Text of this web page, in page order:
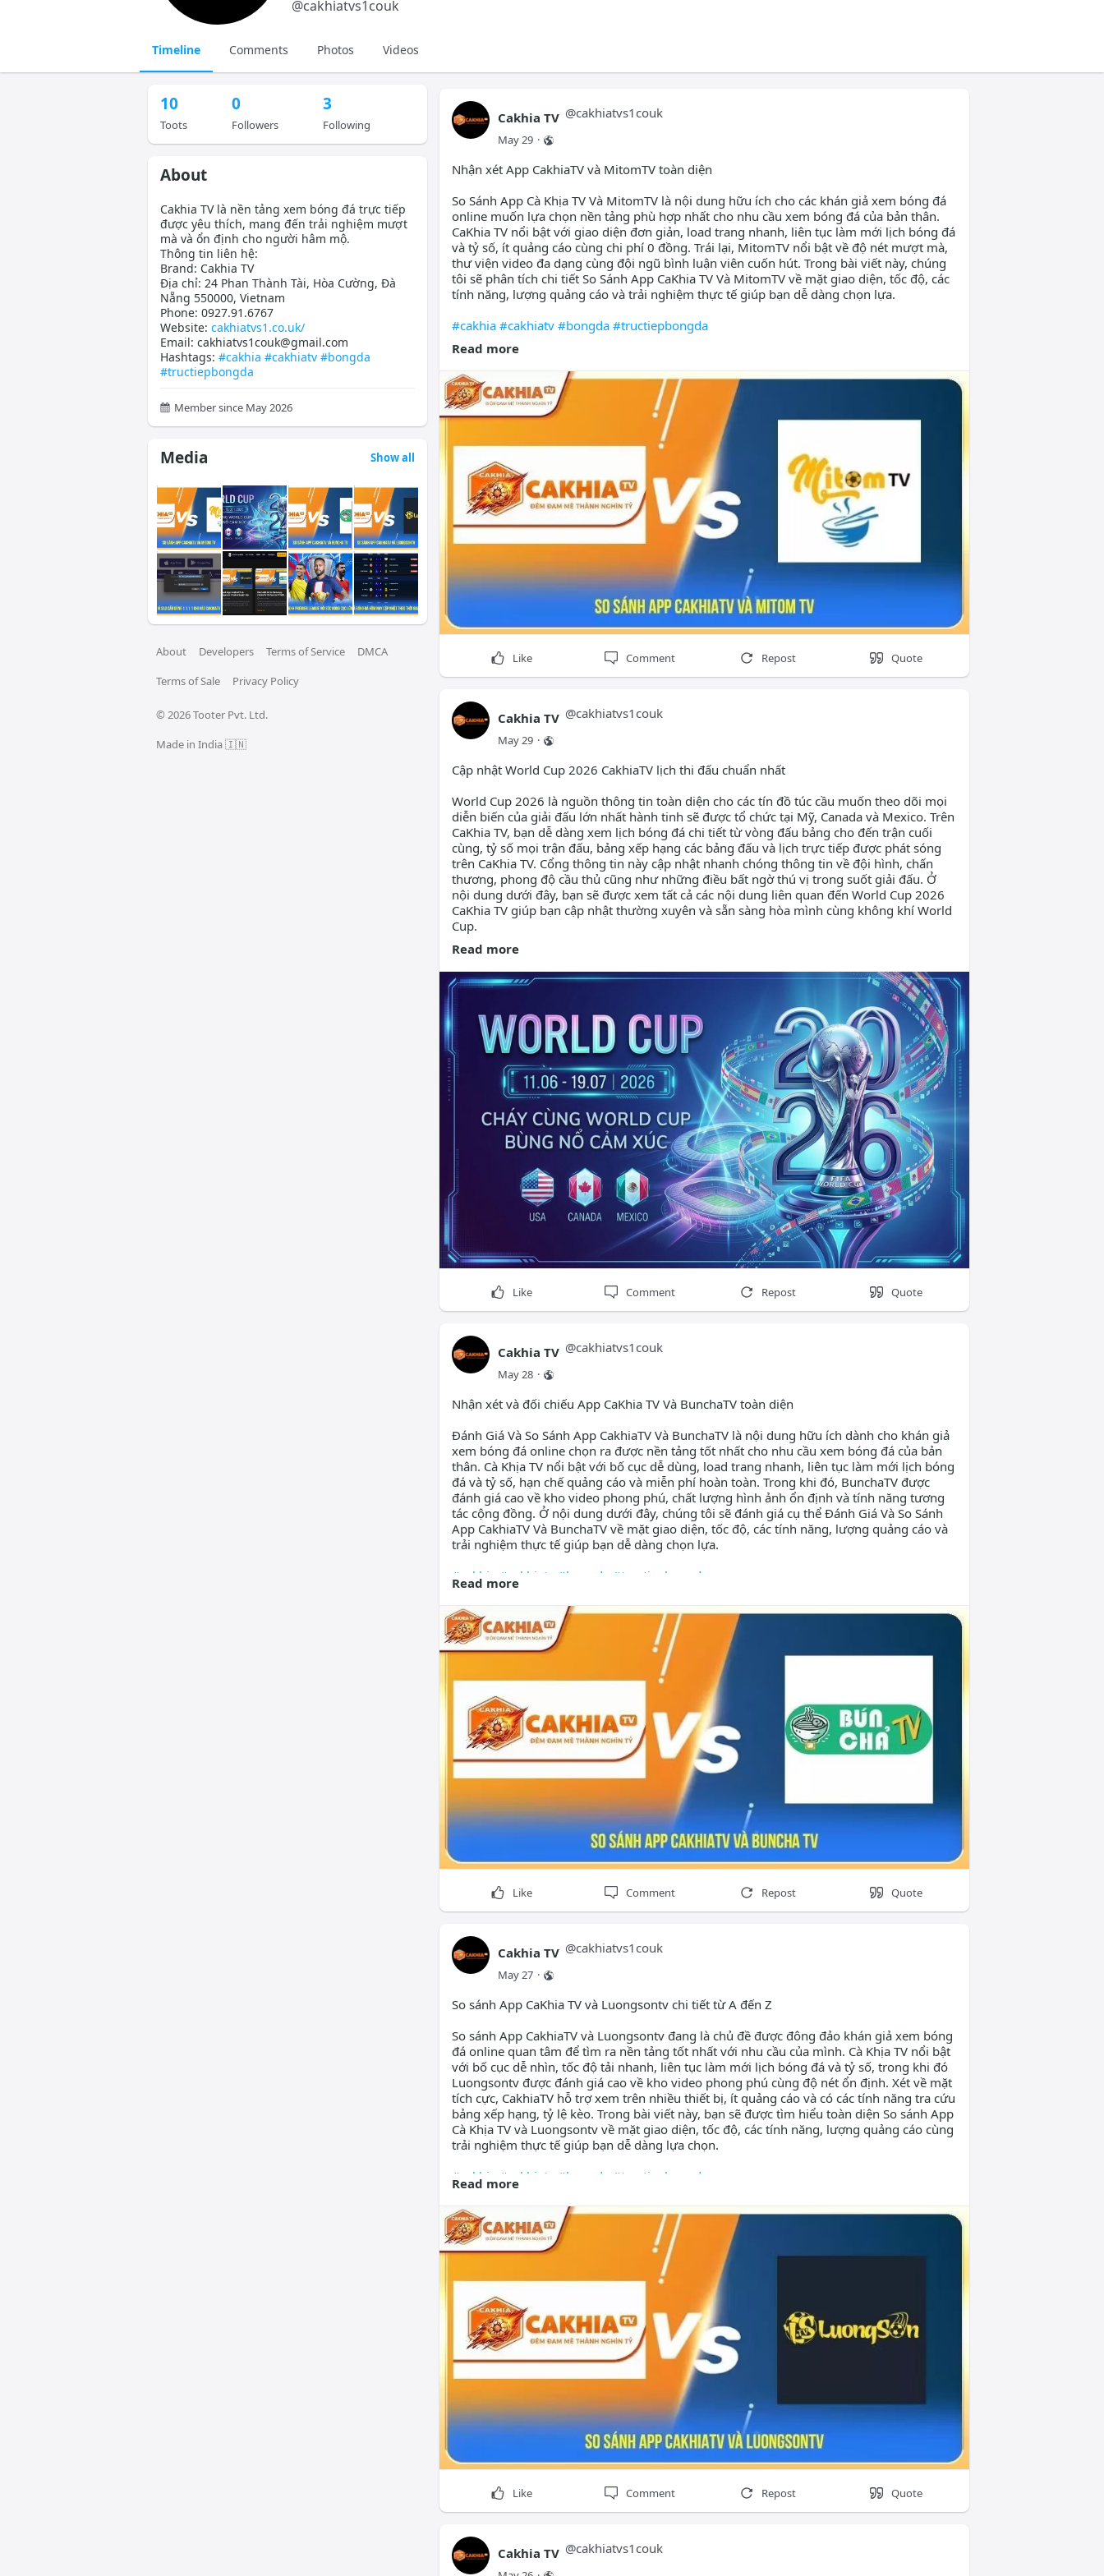
@cakhiatvs1couk
Timeline Comments Photos Videos
10
Toots
0
Followers
3
Following
About
Cakhia TV là nền tảng xem bóng đá trực tiếp
được yêu thích, mang đến trải nghiệm mượt
mà và ổn định cho người hâm mộ.
Thông tin liên hệ:
Brand: Cakhia TV
Địa chỉ: 24 Phan Thành Tài, Hòa Cường, Đà
Nẵng 550000, Vietnam
Phone: 0927.91.6767
Website: cakhiatvs1.co.uk/
Email: cakhiatvs1couk@gmail.com
Hashtags: #cakhia #cakhiatv #bongda
#tructiepbongda
Member since May 2026
Media Show all
About Developers Terms of Service
DMCA
Terms of Sale
Privacy Policy
© 2026 Tooter Pvt. Ltd.
Made in India 🇮🇳
Cakhia TV @cakhiatvs1couk
May 29 ·
Nhận xét App CakhiaTV và MitomTV toàn diện
So Sánh App Cà Khịa TV Và MitomTV là nội dung hữu ích cho các khán giả xem bóng đá
online muốn lựa chọn nền tảng phù hợp nhất cho nhu cầu xem bóng đá của bản thân.
CaKhia TV nổi bật với giao diện đơn giản, load trang nhanh, liên tục làm mới lịch bóng đá
và tỷ số, ít quảng cáo cùng chi phí 0 đồng. Trái lại, MitomTV nổi bật về độ nét mượt mà,
thư viện video đa dạng cùng đội ngũ bình luận viên cuốn hút. Trong bài viết này, chúng
tôi sẽ phân tích chi tiết So Sánh App CaKhia TV Và MitomTV về mặt giao diện, tốc độ, các
tính năng, lượng quảng cáo và trải nghiệm thực tế giúp bạn dễ dàng chọn lựa.
#cakhia #cakhiatv #bongda #tructiepbongda
Xem thêm:cakhiatvs1.co.uk/so-sanh-app-cakhiatv-va-mito
Thông tin liên hệ:
Brand: Cakhia TV
Website:cakhiatvs1.co.uk/
Hashtags:#cakhia #cakhiatv #bongda #tructiepbongda
Read more
Like Comment Repost Quote
Cakhia TV @cakhiatvs1couk
May 29 ·
Cập nhật World Cup 2026 CakhiaTV lịch thi đấu chuẩn nhất
World Cup 2026 là nguồn thông tin toàn diện cho các tín đồ túc cầu muốn theo dõi mọi
diễn biến của giải đấu lớn nhất hành tinh sẽ được tổ chức tại Mỹ, Canada và Mexico. Trên
CaKhia TV, bạn dễ dàng xem lịch bóng đá chi tiết từ vòng đấu bảng cho đến trận cuối
cùng, tỷ số mọi trận đấu, bảng xếp hạng các bảng đấu và lịch trực tiếp được phát sóng
trên CaKhia TV. Cổng thông tin này cập nhật nhanh chóng thông tin về đội hình, chấn
thương, phong độ cầu thủ cũng như những điều bất ngờ thú vị trong suốt giải đấu. Ở
nội dung dưới đây, bạn sẽ được xem tất cả các nội dung liên quan đến World Cup 2026
CaKhia TV giúp bạn cập nhật thường xuyên và sẵn sàng hòa mình cùng không khí World
Cup.
#cakhia #cakhiatv
Xem thêm:cakhiatvs1.co.uk/world-cup-2026/
Thông tin liên hệ:
Brand: Cakhia TV
Website:cakhiatvs1.co.uk/
Hashtags:#cakhia #cakhiatv #bongda #tructiepbongda
Read more
Like Comment Repost Quote
Cakhia TV @cakhiatvs1couk
May 28 ·
Nhận xét và đối chiếu App CaKhia TV Và BunchaTV toàn diện
Đánh Giá Và So Sánh App CakhiaTV Và BunchaTV là nội dung hữu ích dành cho khán giả
xem bóng đá online chọn ra được nền tảng tốt nhất cho nhu cầu xem bóng đá của bản
thân. Cà Khịa TV nổi bật với bố cục dễ dùng, load trang nhanh, liên tục làm mới lịch bóng
đá và tỷ số, hạn chế quảng cáo và miễn phí hoàn toàn. Trong khi đó, BunchaTV được
đánh giá cao về kho video phong phú, chất lượng hình ảnh ổn định và tính năng tương
tác cộng đồng. Ở nội dung dưới đây, chúng tôi sẽ đánh giá cụ thể Đánh Giá Và So Sánh
App CakhiaTV Và BunchaTV về mặt giao diện, tốc độ, các tính năng, lượng quảng cáo và
trải nghiệm thực tế giúp bạn dễ dàng chọn lựa.
#cakhia
#cakhiatv #bongda
#tructiepbongda
Xem thêm:
cakhiatvs1.co.uk/danh-gia-va-so-sanh-app-cakh
Thông tin liên hệ:
Website:cakhiatvs1.co.uk/
Hashtags:#cakhia #cakhiatv #bongda #tructiepbongda
Read more
Like Comment Repost Quote
Cakhia TV @cakhiatvs1couk
May 27 ·
So sánh App CaKhia TV và Luongsontv chi tiết từ A đến Z
So sánh App CakhiaTV và Luongsontv đang là chủ đề được đông đảo khán giả xem bóng
đá online quan tâm để tìm ra nền tảng tốt nhất với nhu cầu của mình. Cà Khịa TV nổi bật
với bố cục dễ nhìn, tốc độ tải nhanh, liên tục làm mới lịch bóng đá và tỷ số, trong khi đó
Luongsontv được đánh giá cao về kho video phong phú cùng độ nét ổn định. Xét về mặt
tích cực, CakhiaTV hỗ trợ xem trên nhiều thiết bị, ít quảng cáo và có các tính năng tra cứu
bảng xếp hạng, tỷ lệ kèo. Trong bài viết này, bạn sẽ được tìm hiểu toàn diện So sánh App
Cà Khịa TV và Luongsontv về mặt giao diện, tốc độ, các tính năng, lượng quảng cáo cùng
trải nghiệm thực tế giúp bạn dễ dàng lựa chọn.
#cakhia
#cakhiatv #bongda
#tructiepbongda
Xem thêm:
cakhiatvs1.co.uk/so-sanh-app-cakhiatv-va-luon
Thông tin liên hệ:
Website:cakhiatvs1.co.uk/
Hashtags:#cakhia #cakhiatv #bongda #tructiepbongda
Read more
Like Comment Repost Quote
Cakhia TV @cakhiatvs1couk